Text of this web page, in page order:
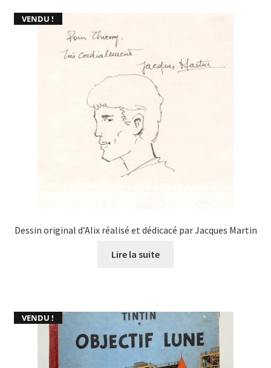
VENDU !
Dessin original d’Alix réalisé et dédicacé par Jacques Martin
Lire la suite
VENDU !